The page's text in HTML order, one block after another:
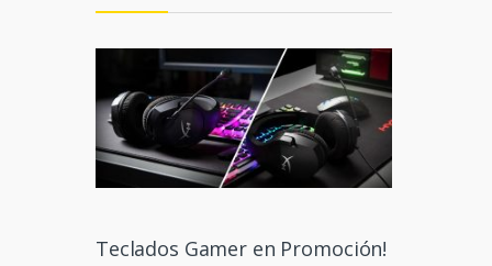
Teclados Gamer en Promoción!